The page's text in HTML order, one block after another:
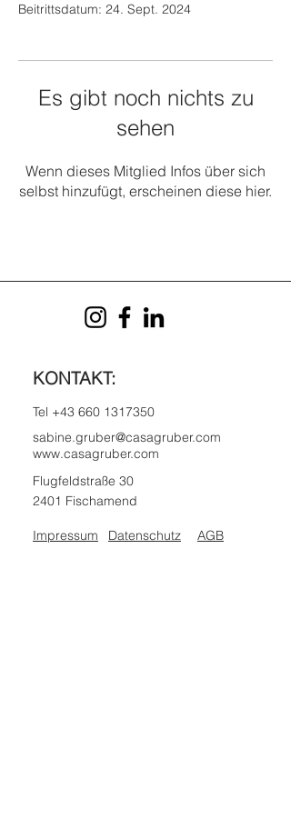
Beitrittsdatum: 24. Sept. 2024
Es gibt noch nichts zu
sehen
Wenn dieses Mitglied Infos über sich
selbst hinzufügt, erscheinen diese hier.
KONTAKT:
Tel +43 660 1317350
sabine.gruber@casagruber.com
www.casagruber.com
Flugfeldstraße 30
2401 Fischamend
Impressum Datenschutz AGB